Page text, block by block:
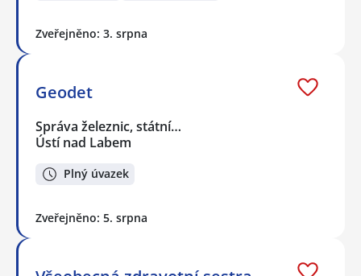
Zveřejněno: 3. srpna
Geodet
Správa železnic, státní…
Ústí nad Labem
Plný úvazek
Zveřejněno: 5. srpna